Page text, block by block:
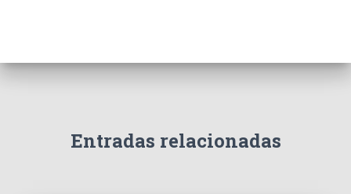
Entradas relacionadas